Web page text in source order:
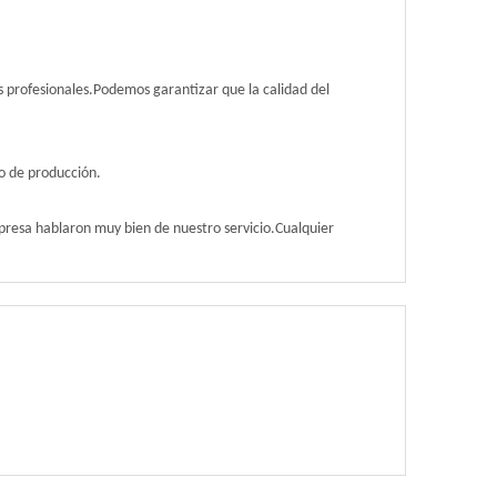
garantizar que la calidad del
de producción.
hablaron muy bien de nuestro servicio.Cualquier